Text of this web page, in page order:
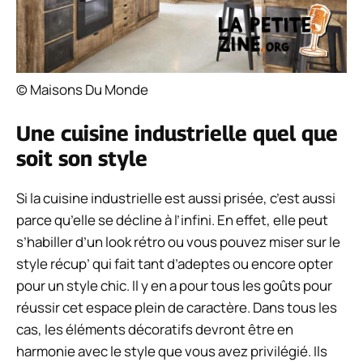
© Maisons Du Monde
Une cuisine industrielle quel que
soit son style
Si la cuisine industrielle est aussi prisée, c’est aussi
parce qu’elle se décline à l’infini. En effet, elle peut
s’habiller d’un look rétro ou vous pouvez miser sur le
style récup’ qui fait tant d’adeptes ou encore opter
pour un style chic. Il y en a pour tous les goûts pour
réussir cet espace plein de caractère. Dans tous les
cas, les éléments décoratifs devront être en
harmonie avec le style que vous avez privilégié. Ils